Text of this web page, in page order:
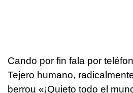
Cando por fin fala por
Tejero humano,
berrou «¡Quieto todo el